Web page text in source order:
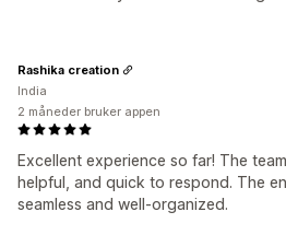
Excellent experience so far! The
helpful, and quick to respond. The
seamless and well-organized.
Rashika creation
India
2 måneder bruker appen